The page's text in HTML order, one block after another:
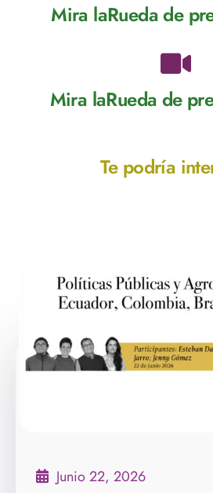
Mira laRueda de
Mira laRueda de
Te podría
Junio 22, 2026